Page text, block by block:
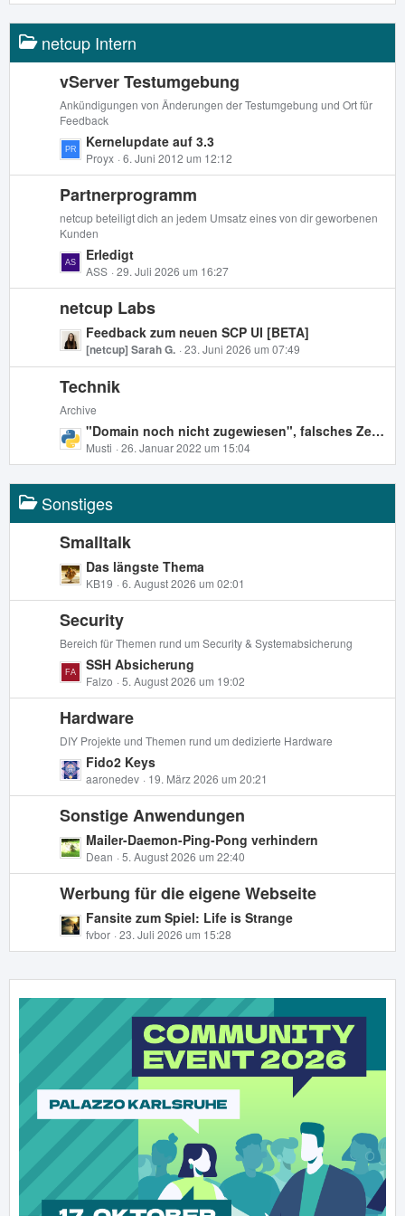
e
i
t
ä
g
e
t
z
t
e
B
e
i
g
e
netcup Intern
vServer Testumgebung
Ankündigungen von Änderungen der Testumgebung und Ort für
Feedback
L
e
t
z
t
e
B
e
i
t
ä
e
Kernelupdate auf 3.3
Proyx 6. Juni 2012 um 12:12
Partnerprogramm
netcup beteiligt dich an jedem Umsatz eines von dir geworbenen
Kunden
L
e
t
z
t
e
B
e
t
r
ä
e
Erledigt
ASS 29. Juli 2026 um 16:27
netcup Labs
L
e
t
z
t
B
r
g
e
Feedback zum neuen SCP UI [BETA]
[netcup] Sarah G. 23. Juni 2026 um 07:49
Technik
Archive
L
e
t
z
t
e
B
i
r
ä
g
e
"Domain noch nicht zugewiesen", falsches Zertifikat, Let's Encrypt Zertifikat nicht für Mail zuweisbar - nichts funktioniert
Musti 26. Januar 2022 um 15:04
Sonstiges
Smalltalk
L
e
t
z
t
e
B
e
i
t
r
ä
g
e
Das längste Thema
KB19 6. August 2026 um 02:01
Security
Bereich für Themen rund um Security & Systemabsicherung
L
e
t
z
t
e
B
e
i
t
r
ä
e
SSH Absicherung
Falzo 5. August 2026 um 19:02
Hardware
DIY Projekte und Themen rund um dedizierte Hardware
L
e
t
z
t
e
B
e
t
g
e
Fido2 Keys
aaronedev 19. März 2026 um 20:21
Sonstige Anwendungen
L
e
t
z
t
e
B
i
t
ä
g
Mailer-Daemon-Ping-Pong verhindern
Dean 5. August 2026 um 22:40
Werbung für die eigene Webseite
L
e
t
e
e
i
r
ä
g
e
Fansite zum Spiel: Life is Strange
fvbor 23. Juli 2026 um 15:28